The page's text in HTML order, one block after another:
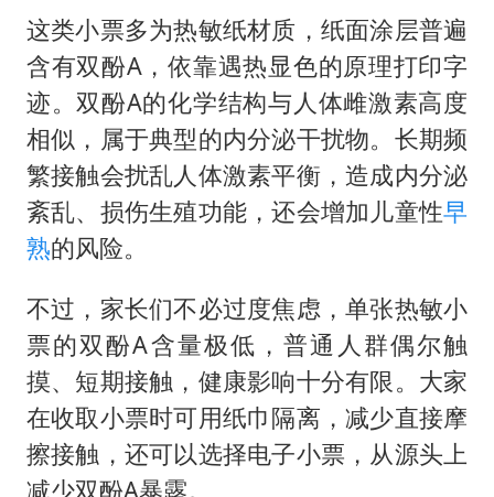
这类小票多为热敏纸材质，纸面涂层普遍
含有双酚A，依靠遇热显色的原理打印字
迹。双酚A的化学结构与人体雌激素高度
相似，属于典型的内分泌干扰物。长期频
繁接触会扰乱人体激素平衡，造成内分泌
紊乱、损伤生殖功能，还会增加儿童性早
熟的风险。
不过，家长们不必过度焦虑，单张热敏小
票的双酚A含量极低，普通人群偶尔触
摸、短期接触，健康影响十分有限。大家
在收取小票时可用纸巾隔离，减少直接摩
擦接触，还可以选择电子小票，从源头上
减少双酚A暴露。